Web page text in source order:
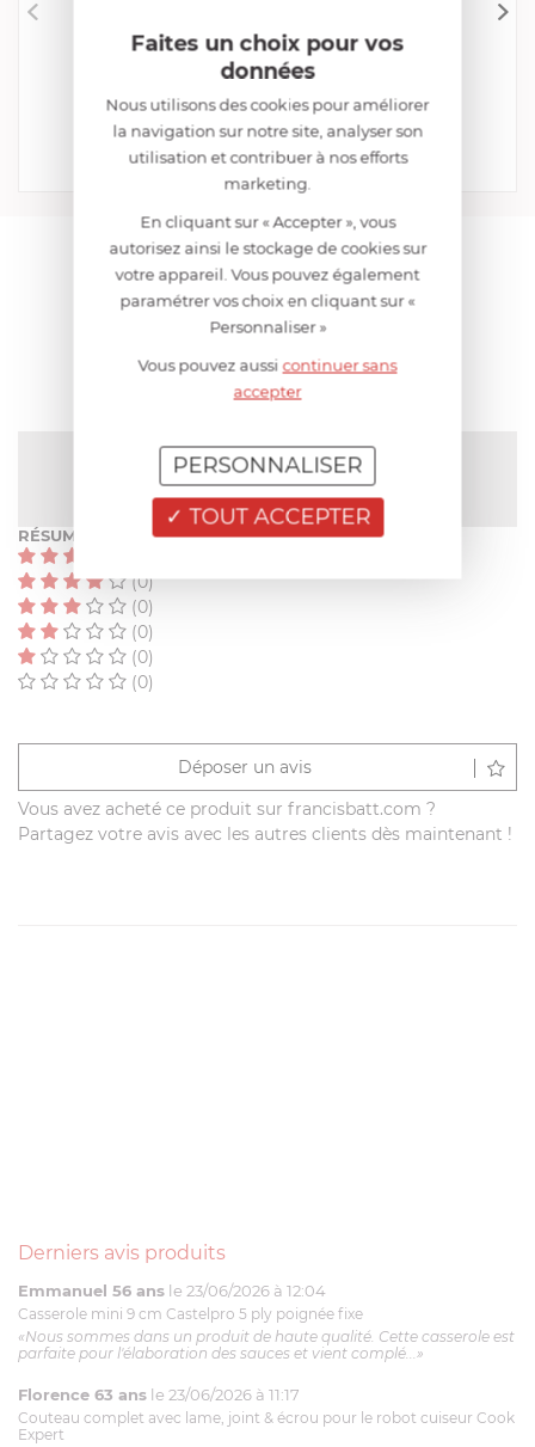
CRISTEL
Presse Purée
EN STOCK - ENVOI SOUS 24/48H
29,52 €
AIDE AU CHOIX
AVIS CLIENT
NOTE MOYENNE
Pas encore de note
RÉSUMÉ
(0)
(0)
(0)
(0)
(0)
Déposer un avis
Vous avez acheté ce produit sur francisbatt.com ?
Partagez votre avis avec les autres clients dès maintenant !
Derniers avis produits
Emmanuel 56 ans le 23/06/2026 à 12:04
Casserole mini 9 cm Castelpro 5 ply poignée fixe
«Nous sommes dans un produit de haute qualité. Cette casserole est
parfaite pour l'élaboration des sauces et vient complé...»
Florence 63 ans le 23/06/2026 à 11:17
Couteau complet avec lame, joint & écrou pour le robot cuiseur Cook
Expert
Faites un choix pour vos
données
Nous utilisons des cookies pour améliorer
la navigation sur notre site, analyser son
utilisation et contribuer à nos efforts
marketing.
En cliquant sur « Accepter », vous
autorisez ainsi le stockage de cookies sur
votre appareil. Vous pouvez également
paramétrer vos choix en cliquant sur «
Personnaliser »
Vous pouvez aussicontinuer sans
accepter
TOUT ACCEPTER
PERSONNALISER